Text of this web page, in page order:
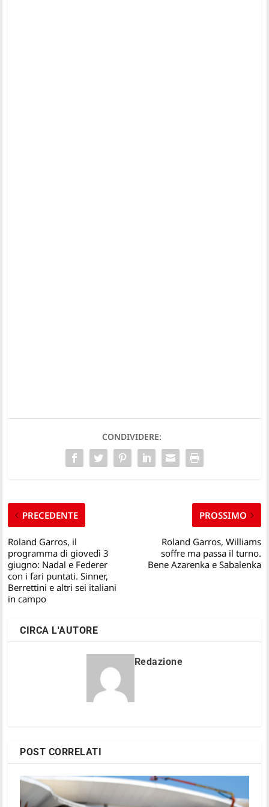
CONDIVIDERE:
PRECEDENTE
Roland Garros, il
programma di giovedì 3
giugno: Nadal e Federer
con i fari puntati. Sinner,
Berrettini e altri sei italiani
in campo
PROSSIMO
Roland Garros, Williams
soffre ma passa il turno.
Bene Azarenka e Sabalenka
CIRCA L'AUTORE
Redazione
POST CORRELATI